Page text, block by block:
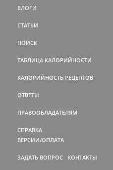
БЛОГИ
СТАТЬИ
ПОИСК
ТАБЛИЦА КАЛОРИЙНОСТИ
КАЛОРИЙНОСТЬ РЕЦЕПТОВ
ОТВЕТЫ
ПРАВООБЛАДАТЕЛЯМ
СПРАВКА
ВЕРСИИ/ОПЛАТА
ЗАДАТЬ ВОПРОС КОНТАКТЫ